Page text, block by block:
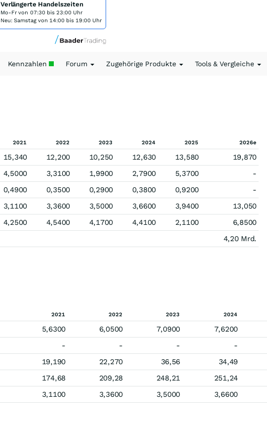
Verlängerte Handelszeiten
Mo-Fr von 07:30 bis 23:00 Uhr
Neu: Samstag von 14:00 bis 19:00 Uhr
Kennzahlen Forum Zugehörige Produkte Tools & Vergleiche
2021 2022 2023 2024 2025 2026e
15,340 12,200 10,250 12,630 13,580
19,870
4,5000 3,3100 1,9900 2,7900 5,3700
-
0,4900 0,3500 0,2900 0,3800 0,9200
-
3,1100 3,3600 3,5000 3,6600 3,9400
13,050
4,2500 4,5400 4,1700 4,4100 2,1100
6,8500
4,20 Mrd.
2021 2022 2023 2024
5,6300 6,0500 7,0900 7,6200
- - - -
19,190 22,270 36,56 34,49
174,68 209,28 248,21 251,24
3,1100 3,3600 3,5000 3,6600